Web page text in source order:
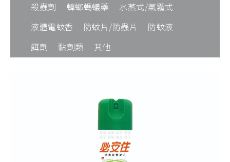
殺蟲劑
蟑螂螞蟻藥
水蒸式/氣霧式
液體電蚊香
防蚊片/防蟲片
防蚊液
餌劑
黏劑類 其他